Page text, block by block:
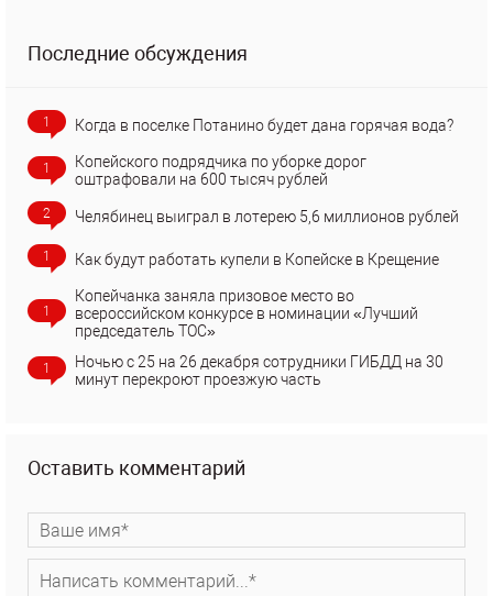
Последние обсуждения
1 Когда в поселке Потанино будет дана горячая вода?
1
Копейского подрядчика по уборке дорог
оштрафовали на 600 тысяч рублей
2 Челябинец выиграл в лотерею 5,6 миллионов рублей
1 Как будут работать купели в Копейске в Крещение
1
Копейчанка заняла призовое место во
всероссийском конкурсе в номинации «Лучший
председатель ТОС»
1
Ночью с 25 на 26 декабря сотрудники ГИБДД на 30
минут перекроют проезжую часть
Оставить комментарий